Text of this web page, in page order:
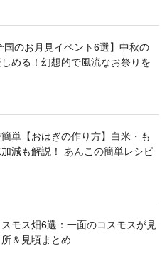
国のお月見イベント6選】中秋の
める！幻想的で風流なお祭りを
単【おはぎの作り方】白米・も
減も解説！ あんこの簡単レシピ
モス畑6選：一面のコスモスが見
＆見頃まとめ